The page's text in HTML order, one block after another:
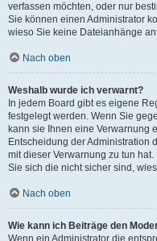
verfassen möchten, oder nur
Sie können einen Administrator
wieso Sie keine Dateianhänge
Nach oben
Weshalb wurde ich verwarnt?
In jedem Board gibt es eigene
festgelegt werden. Wenn Sie
kann sie Ihnen eine Verwarnung
Entscheidung der Administration
mit dieser Verwarnung zu tun
Sie sich die nicht sicher sind,
Nach oben
Wie kann ich Beiträge den
Wenn ein Administrator die